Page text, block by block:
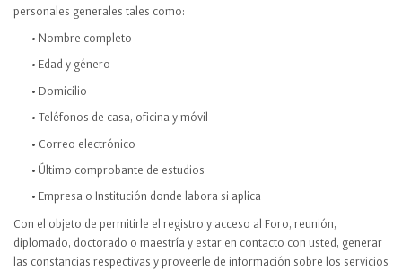
personales generales tales como:
• Nombre completo
• Edad y género
• Domicilio
• Teléfonos de casa, oficina y móvil
• Correo electrónico
• Último comprobante de estudios
• Empresa o Institución donde labora si aplica
Con el objeto de permitirle el registro y acceso al Foro, reunión,
diplomado, doctorado o maestría y estar en contacto con usted, generar
las constancias respectivas y proveerle de información sobre los servicios